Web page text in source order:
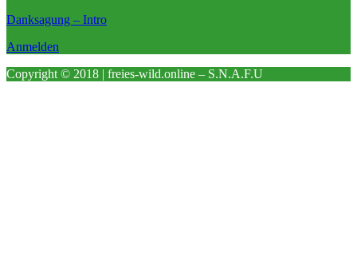
Danksagung – Intro
Anmelden
Copyright © 2018 | freies-wild.online – S.N.A.F.U